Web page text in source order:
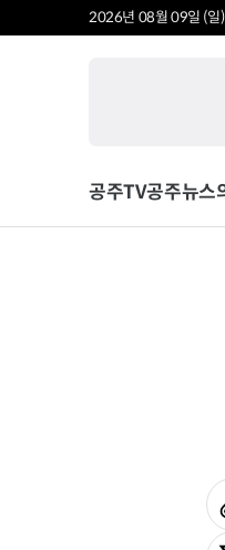
2026년 08월 09일 (일)
공주TV공주뉴스